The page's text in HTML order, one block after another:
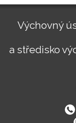
Výchovný
a středisko